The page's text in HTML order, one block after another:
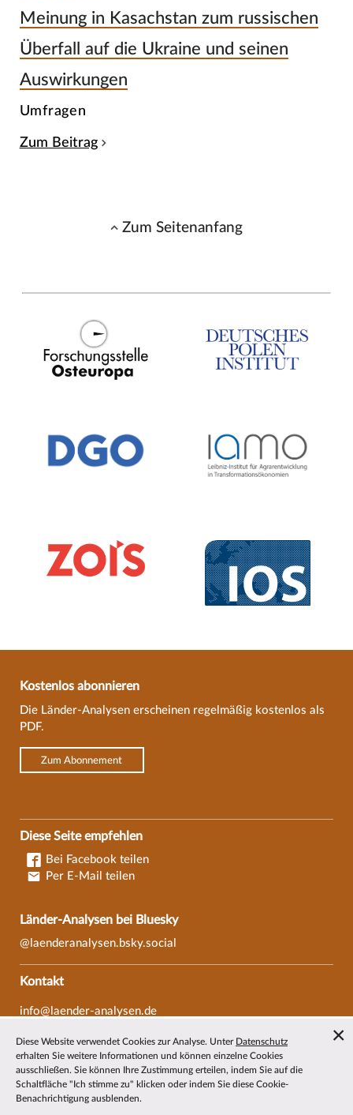
Meinung in Kasachstan zum russischen
Überfall auf die Ukraine und seinen
Auswirkungen
Umfragen
Zum Beitrag
Zum Seitenanfang
Kostenlos abonnieren
Die Länder-Analysen erscheinen regelmäßig kostenlos als
PDF.
Zum Abonnement
Diese Seite empfehlen
Bei Facebook teilen
Per E-Mail teilen
Länder-Analysen bei Bluesky
@laenderanalysen.bsky.social
Kontakt
info@laender-analysen.de
Fax: 0421/218-69607
Redaktionen
Wissenschaftliche Beiräte
Diese Website verwendet Cookies zur Analyse. Unter Datenschutz
erhalten Sie weitere Informationen und können einzelne Cookies
ausschließen. Sie können Ihre Zustimmung erteilen, indem Sie auf die
Schaltfläche "Ich stimme zu" klicken oder indem Sie diese Cookie-
Benachrichtigung ausblenden.